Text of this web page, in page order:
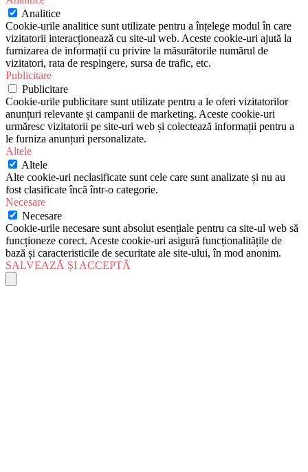
Analitice
Cookie-urile analitice sunt utilizate pentru a înțelege modul în care
vizitatorii interacționează cu site-ul web. Aceste cookie-uri ajută la
furnizarea de informații cu privire la măsurătorile numărul de
vizitatori, rata de respingere, sursa de trafic, etc.
Publicitare
Publicitare
Cookie-urile publicitare sunt utilizate pentru a le oferi vizitatorilor
anunțuri relevante și campanii de marketing. Aceste cookie-uri
urmăresc vizitatorii pe site-uri web și colectează informații pentru a
le furniza anunțuri personalizate.
Altele
Altele
Alte cookie-uri neclasificate sunt cele care sunt analizate și nu au
fost clasificate încă într-o categorie.
Necesare
Necesare
Cookie-urile necesare sunt absolut esențiale pentru ca site-ul web să
funcționeze corect. Aceste cookie-uri asigură funcționalitățile de
bază și caracteristicile de securitate ale site-ului, în mod anonim.
SALVEAZĂ ȘI ACCEPTĂ